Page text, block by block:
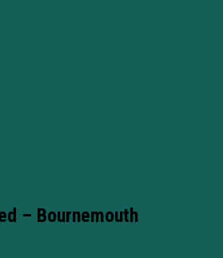
– Bournemouth